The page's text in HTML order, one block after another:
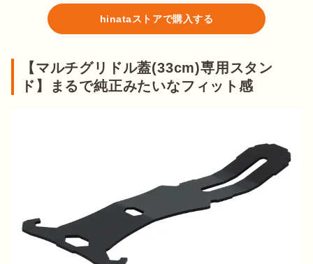
hinataストアで購入する
【マルチグリドル蓋(33cm)専用スタン
ド】まるで純正みたいなフィット感